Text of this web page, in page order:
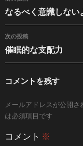
なるべく意識しない
次の投稿
催眠的な支配力
コメントを残す
メールアドレスが公開さ
は必須項目です
コメント ※